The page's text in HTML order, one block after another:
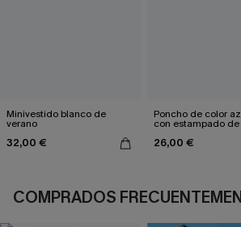
Minivestido blanco de
verano
32,00 €
Poncho de color
con estampado de
26,00 €
COMPRADOS